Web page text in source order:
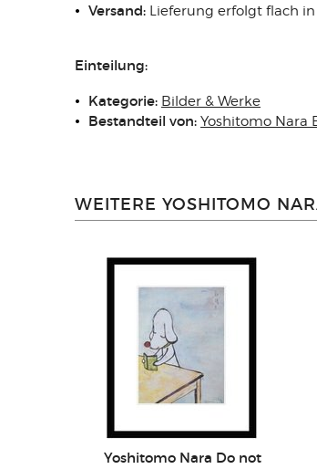
Versand: Lieferung erfolgt flach
Einteilung:
Kategorie: Bilder & Werke
Bestandteil von: Yoshitomo Nara
WEITERE YOSHITOMO
Yoshitomo Nara Do not